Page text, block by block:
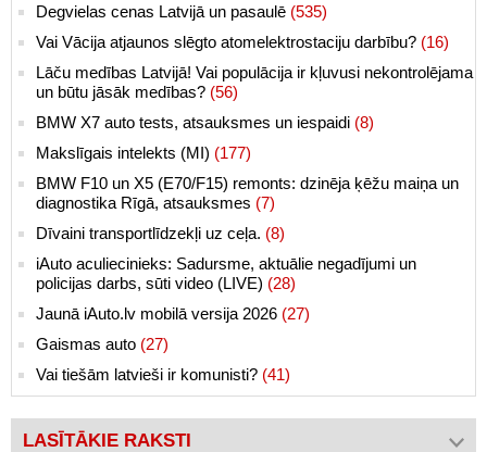
Degvielas cenas Latvijā un pasaulē (535)
Vai Vācija atjaunos slēgto atomelektrostaciju darbību? (16)
Lāču medības Latvijā! Vai populācija ir kļuvusi nekontrolējama
un būtu jāsāk medības? (56)
BMW X7 auto tests, atsauksmes un iespaidi (8)
Makslīgais intelekts (MI) (177)
BMW F10 un X5 (E70/F15) remonts: dzinēja ķēžu maiņa un
diagnostika Rīgā, atsauksmes (7)
Dīvaini transportlīdzekļi uz ceļa. (8)
iAuto aculiecinieks: Sadursme, aktuālie negadījumi un
policijas darbs, sūti video (LIVE) (28)
Jaunā iAuto.lv mobilā versija 2026 (27)
Gaismas auto (27)
Vai tiešām latvieši ir komunisti? (41)
LASĪTĀKIE RAKSTI